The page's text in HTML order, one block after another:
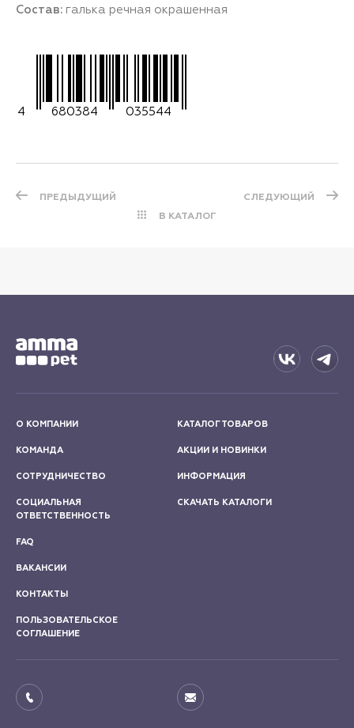
Состав: галька речная окрашенная
4 680384 035544
ПРЕДЫДУЩИЙ
В КАТАЛОГ
СЛЕДУЮЩИЙ
О КОМПАНИИ
КОМАНДА
СОТРУДНИЧЕСТВО
СОЦИАЛЬНАЯ
ОТВЕТСТВЕННОСТЬ
КАТАЛОГ ТОВАРОВ
АКЦИИ И НОВИНКИ
ИНФОРМАЦИЯ
СКАЧАТЬ КАТАЛОГИ
FAQ
ВАКАНСИИ
КОНТАКТЫ
ПОЛЬЗОВАТЕЛЬСКОЕ
СОГЛАШЕНИЕ